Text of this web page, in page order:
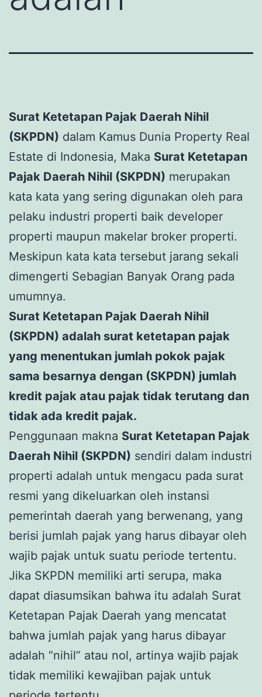
Surat Ketetapan Pajak Daerah Nihil
(SKPDN) dalam Kamus Dunia Property Real
Estate di Indonesia, Maka Surat Ketetapan
Pajak Daerah Nihil (SKPDN) merupakan
kata kata yang sering digunakan oleh para
pelaku industri properti baik developer
properti maupun makelar broker properti.
Meskipun kata kata tersebut jarang sekali
dimengerti Sebagian Banyak Orang pada
umumnya.
Surat Ketetapan Pajak Daerah Nihil
(SKPDN) adalah surat ketetapan pajak
yang menentukan jumlah pokok pajak
sama besarnya dengan (SKPDN) jumlah
kredit pajak atau pajak tidak terutang dan
tidak ada kredit pajak.
Penggunaan makna Surat Ketetapan Pajak
Daerah Nihil (SKPDN) sendiri dalam industri
properti adalah untuk mengacu pada surat
resmi yang dikeluarkan oleh instansi
pemerintah daerah yang berwenang, yang
berisi jumlah pajak yang harus dibayar oleh
wajib pajak untuk suatu periode tertentu.
Jika SKPDN memiliki arti serupa, maka
dapat diasumsikan bahwa itu adalah Surat
Ketetapan Pajak Daerah yang mencatat
bahwa jumlah pajak yang harus dibayar
adalah “nihil” atau nol, artinya wajib pajak
tidak memiliki kewajiban pajak untuk